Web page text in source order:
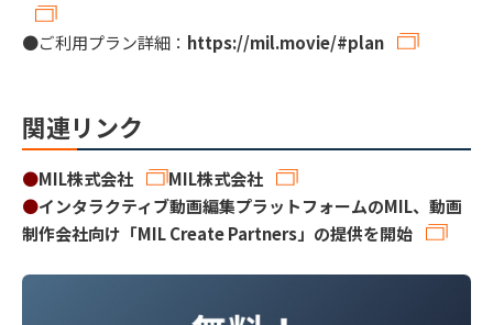
●ご利用プラン詳細： https://mil.movie/#plan
関連リンク
●MIL株式会社
MIL株式会社
●インタラクティブ動画編集プラットフォームのMIL、動画
制作会社向け「MIL Create Partners」の提供を開始